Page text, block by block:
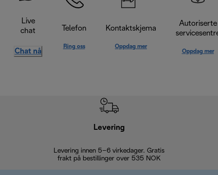
Live
chat
Chat nå
Telefon
Ring oss
Kontaktskjema
Oppdag mer
Autoriserte
Oppdag mer
Levering
Levering innen 5–6 virkedager. Gratis
frakt på bestillinger over 535 NOK